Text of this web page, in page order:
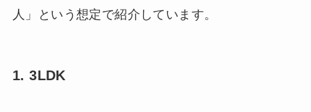
人」という想定で紹介しています。
1. 3LDK